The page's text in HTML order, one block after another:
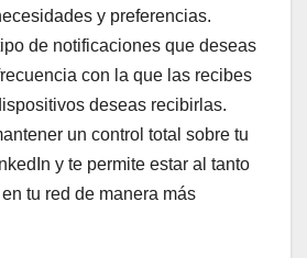
y preferencias.
de notificaciones que deseas
con la que las recibes
deseas recibirlas.
un control total sobre tu
y te permite estar al tanto
tu red de manera más